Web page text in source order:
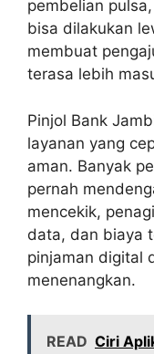
pembelian
bisa dilakukan
membuat
terasa lebih
Pinjol Bank
layanan yang
aman. Banyak
pernah
mencekik,
data, dan biaya
pinjaman digital
menenangkan.
READ Ciri